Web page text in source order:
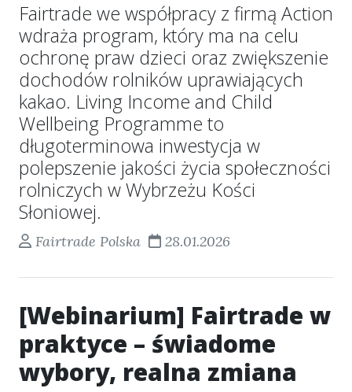
Fairtrade we współpracy z firmą Action
wdraża program, który ma na celu
ochronę praw dzieci oraz zwiększenie
dochodów rolników uprawiających
kakao. Living Income and Child
Wellbeing Programme to
długoterminowa inwestycja w
polepszenie jakości życia społeczności
rolniczych w Wybrzeżu Kości
Słoniowej.
Fairtrade Polska 28.01.2026
[Webinarium] Fairtrade w
praktyce – świadome
wybory, realna zmiana